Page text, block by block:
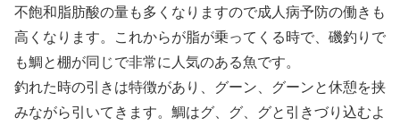
不飽和脂肪酸の量も多くなりますので成人病予防の働きも
高くなります。これからが脂が乗ってくる時で、磯釣りで
も鯛と棚が同じで非常に人気のある魚です。
釣れた時の引きは特徴があり、グーン、グーンと休憩を挟
みながら引いてきます。鯛はグ、グ、グと引きづり込むよ